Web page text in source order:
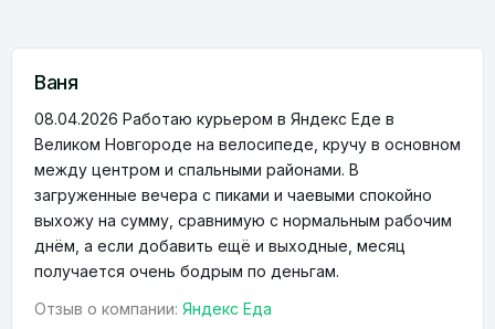
Ваня
08.04.2026 Работаю курьером в Яндекс Еде в
Великом Новгороде на велосипеде, кручу в основном
между центром и спальными районами. В
загруженные вечера с пиками и чаевыми спокойно
выхожу на сумму, сравнимую с нормальным рабочим
днём, а если добавить ещё и выходные, месяц
получается очень бодрым по деньгам.
Отзыв о компании: Яндекс Еда